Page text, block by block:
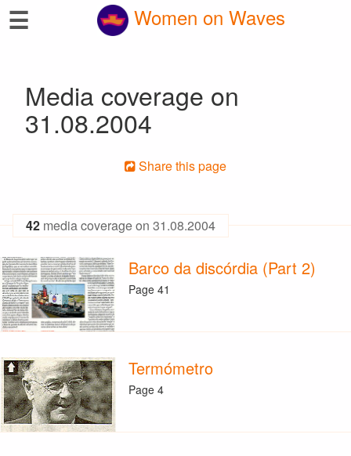
☰ Women on Waves
Media coverage on
31.08.2004
Share this page
42 media coverage on 31.08.2004
Barco da discórdia (Part 2)
Page 41
Termómetro
Page 4